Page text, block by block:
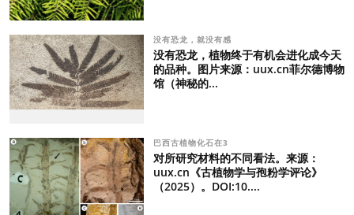
没有恐龙，就没有感
没有恐龙，植物终于有机会进化成今天
的品种。图片来源：uux.cn菲尔德博物
馆（神秘的...
巴西古植物化石在3
对所研究材料的不同看法。来源：
uux.cn《古植物学与孢粉学评论》
（2025）。DOI:10....